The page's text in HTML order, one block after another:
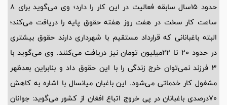
حدود 15سال سابقه فعالیت در این کار را دارد؛ وی می‌گوید برای 8
ساعت کار سخت در هفت روز هفته حقوق پایه را دریافت می‌کند؛
البته باغبانانی که قرارداد مستقیم با شهرداری دارند حقوق بیشتری
در حدود 20 تا 22‌میلیون تومان نیز دریافت می‌کنند. وی می‌گوید با
3 فرزند نمی‌توان خرج زندگی را با این حقوق داد و بنابراین بعدظهر
مشغول کار خدماتی می‌شود. این باغبان میانسال با اشاره به کاهش
70درصدی باغبانان در پی خروج اتباع افغان از کشور می‌گوید: جوانان